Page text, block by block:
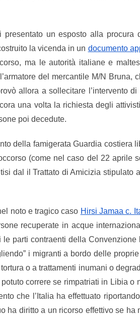
un esposto alla
la vicenda in un documento
ma le autorità italiane e
del mercantile M/N Bruna,
allora a sollecitare l’intervento
una volta la richiesta degli
poi decedute.
della famigerata Guardia costiera
(come nel caso del 22 aprile
dal il Trattato di Amicizia stipulato
noto e tragico caso Hirsi Jamaa c.
recuperate in acque
parti contraenti della
i migranti a bordo delle
o a trattamenti inumani o
correre se rimpatriati in Libia o
che l’Italia ha effettuato
diritto a un ricorso effettivo se